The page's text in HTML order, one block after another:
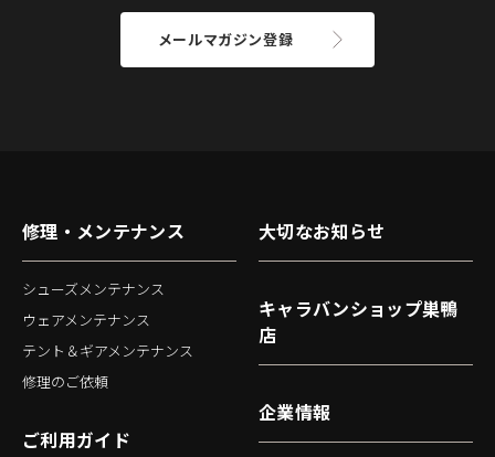
メールマガジン登録
修理・メンテナンス
シューズメンテナンス
ウェアメンテナンス
テント＆ギアメンテナンス
修理のご依頼
ご利用ガイド
大切なお知らせ
キャラバンショップ巣鴨
店
企業情報